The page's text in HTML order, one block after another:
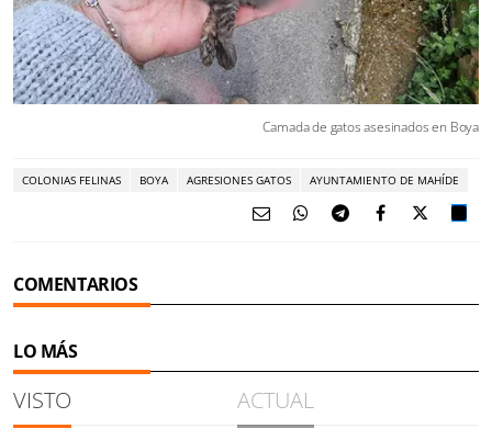
Camada de gatos asesinados en Boya
COLONIAS FELINAS BOYA AGRESIONES GATOS AYUNTAMIENTO DE MAHÍDE
COMENTARIOS
LO MÁS
VISTO ACTUAL